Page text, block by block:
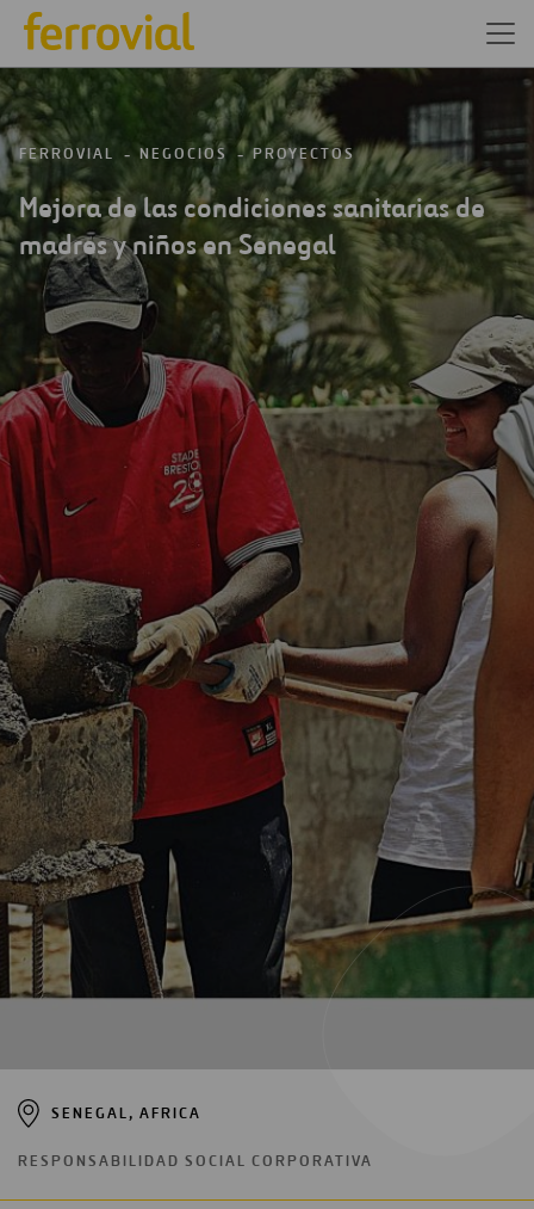
FERROVIAL NEGOCIOS PROYECTOS
Mejora de las condiciones sanitarias de
madres y niños en Senegal
SENEGAL, AFRICA
RESPONSABILIDAD SOCIAL CORPORATIVA